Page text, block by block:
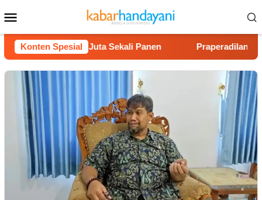
ke
kontenMobile
Konten Spesial
Rp40 Juta Sekali Panen Praperadilan Raudi